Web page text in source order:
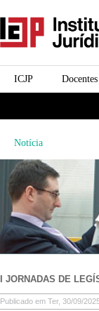
icjp
menu- Docentes
ICJP
Notícia
I JORNADAS DE
Publicado em Ter, 30/09/